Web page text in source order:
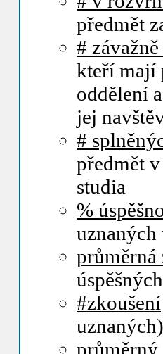
předmět
#
kteří mají
oddělení
jej
#
předmět
studia
%
uznaných
průměrná
#zkoušení
uznaných)
průměrný